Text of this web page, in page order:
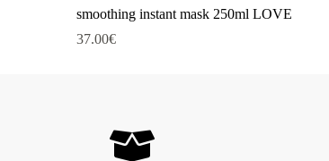
smoothing instant mask 250ml LOVE
37.00€